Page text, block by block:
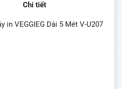
Chi tiết
in VEGGIEG Dài 5 Mét V-U207